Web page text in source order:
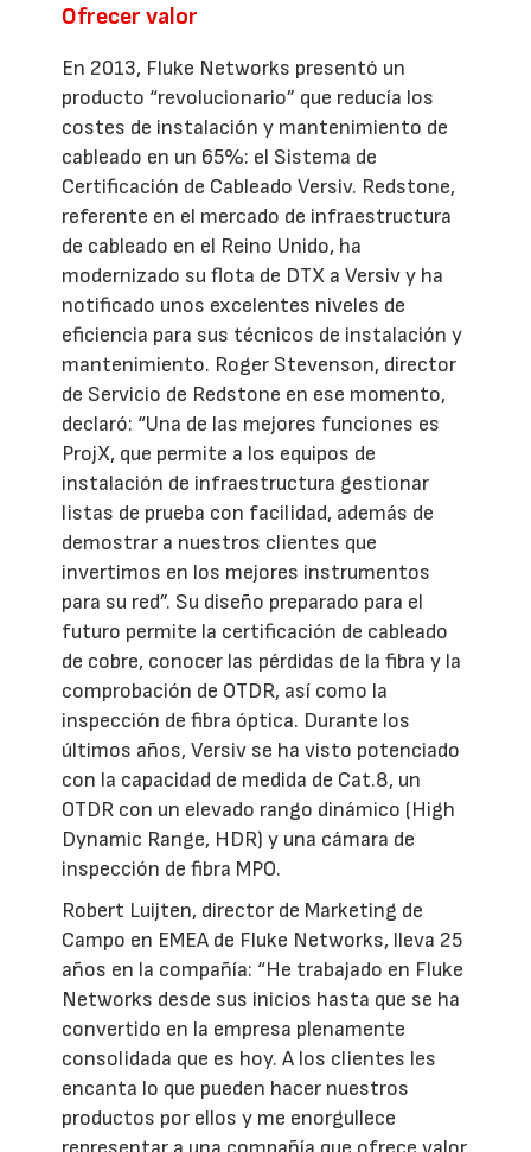
Ofrecer valor
En 2013, Fluke Networks presentó un
producto “revolucionario” que reducía los
costes de instalación y mantenimiento de
cableado en un 65%: el Sistema de
Certificación de Cableado Versiv. Redstone,
referente en el mercado de infraestructura
de cableado en el Reino Unido, ha
modernizado su flota de DTX a Versiv y ha
notificado unos excelentes niveles de
eficiencia para sus técnicos de instalación y
mantenimiento. Roger Stevenson, director
de Servicio de Redstone en ese momento,
declaró: “Una de las mejores funciones es
ProjX, que permite a los equipos de
instalación de infraestructura gestionar
listas de prueba con facilidad, además de
demostrar a nuestros clientes que
invertimos en los mejores instrumentos
para su red”. Su diseño preparado para el
futuro permite la certificación de cableado
de cobre, conocer las pérdidas de la fibra y la
comprobación de OTDR, así como la
inspección de fibra óptica. Durante los
últimos años, Versiv se ha visto potenciado
con la capacidad de medida de Cat.8, un
OTDR con un elevado rango dinámico (High
Dynamic Range, HDR) y una cámara de
inspección de fibra MPO.
Robert Luijten, director de Marketing de
Campo en EMEA de Fluke Networks, lleva 25
años en la compañía: “He trabajado en Fluke
Networks desde sus inicios hasta que se ha
convertido en la empresa plenamente
consolidada que es hoy. A los clientes les
encanta lo que pueden hacer nuestros
productos por ellos y me enorgullece